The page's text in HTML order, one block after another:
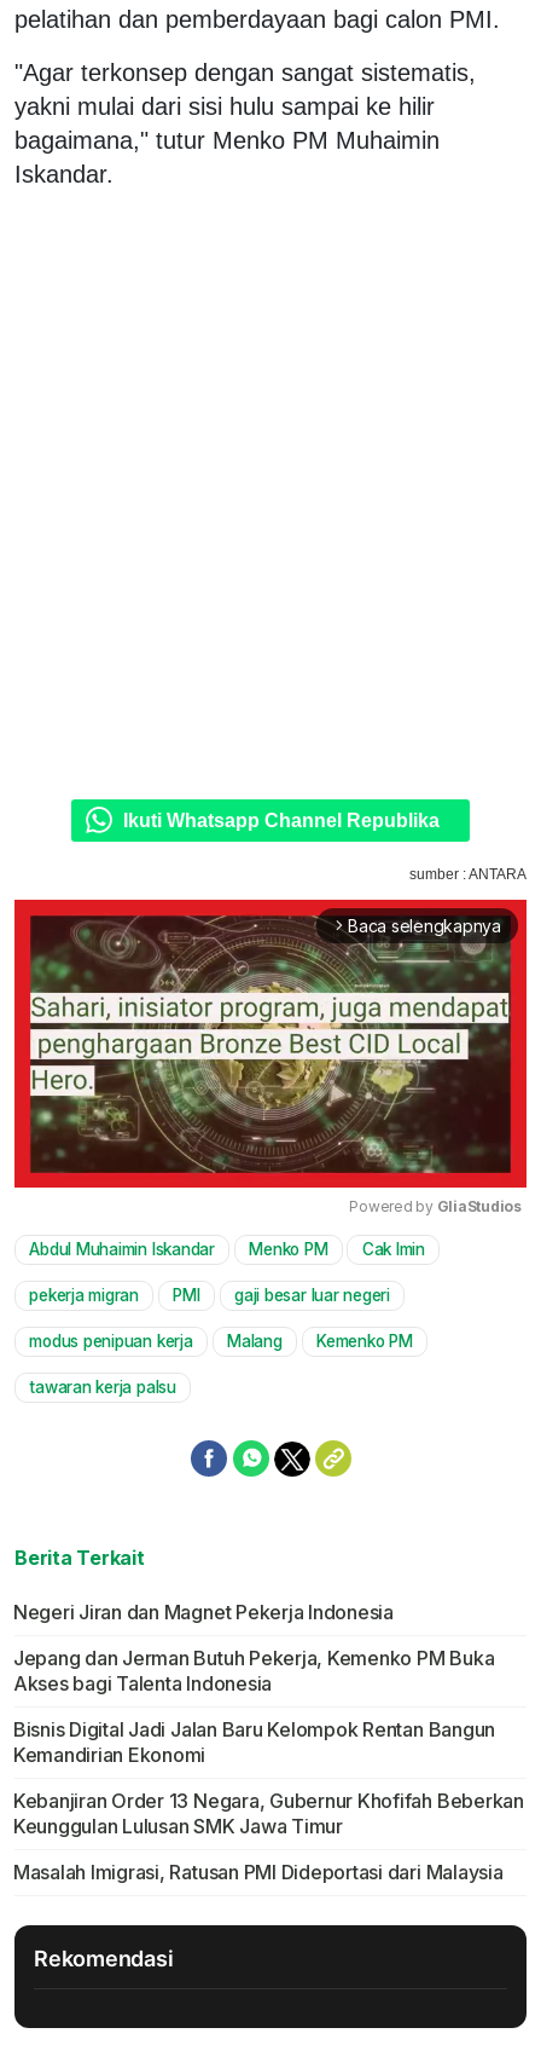
pelatihan dan pemberdayaan bagi calon PMI.
"Agar terkonsep dengan sangat sistematis,
yakni mulai dari sisi hulu sampai ke hilir
bagaimana," tutur Menko PM Muhaimin
Iskandar.
Ikuti Whatsapp Channel Republika
sumber : ANTARA
arrow_forward_ios Baca selengkapnya
Powered by GliaStudios
Abdul Muhaimin Iskandar Menko PM Cak Imin
pekerja migran PMI gaji besar luar negeri
modus penipuan kerja Malang Kemenko PM
tawaran kerja palsu
Berita Terkait
Negeri Jiran dan Magnet Pekerja Indonesia
Jepang dan Jerman Butuh Pekerja, Kemenko PM Buka
Akses bagi Talenta Indonesia
Bisnis Digital Jadi Jalan Baru Kelompok Rentan Bangun
Kemandirian Ekonomi
Kebanjiran Order 13 Negara, Gubernur Khofifah Beberkan
Keunggulan Lulusan SMK Jawa Timur
Masalah Imigrasi, Ratusan PMI Dideportasi dari Malaysia
Rekomendasi